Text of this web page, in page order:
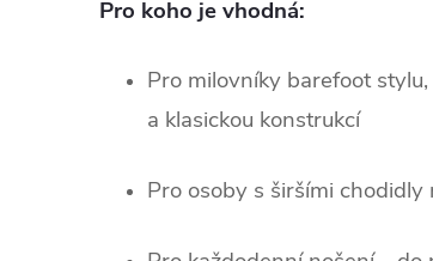
Pro koho je vhodná:
Pro milovníky barefoot
a klasickou konstrukcí
Pro osoby s širšími